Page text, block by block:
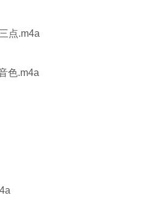
点.m4a
色.m4a